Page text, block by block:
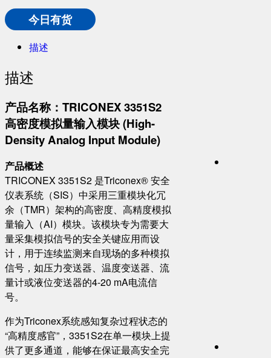
今日有货
描述
描述
​产品名称：TRICONEX 3351S2
高密度模拟量输入模块 (High-
Density Analog Input Module)​
​产品概述​
TRICONEX 3351S2 是Triconex® 安全
仪表系统（SIS）中采用三重模块化冗
余（TMR）架构的高密度、高精度模拟
量输入（AI）模块。该模块专为需要大
量采集模拟信号的安全关键应用而设
计，用于连续监测来自现场的多种模拟
信号，如压力变送器、温度变送器、流
量计或液位变送器的4-20 mA电流信
号。
作为Triconex系统感知复杂过程状态的
“高精度感官”，3351S2在单一模块上提
供了更多通道，能够在保证最高安全完